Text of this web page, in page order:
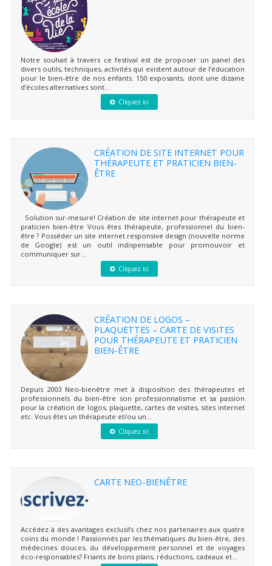
Notre souhait à travers ce festival est de proposer un panel des
divers outils, techniques, activités qui existent autour de l’éducation
pour le bien-être de nos enfants. 150 exposants, dont une dizaine
d’écoles alternatives sont...
Cliquez ici
CRÉATION DE SITE INTERNET POUR
THÉRAPEUTE ET PRATICIEN BIEN-
ÊTRE
Solution sur-mesure! Création de site internet pour thérapeute et
praticien bien-être Vous êtes thérapeute, professionnel du bien-
être ? Posséder un site internet responsive design (nouvelle norme
de Google) est un outil indispensable pour promouvoir et
communiquer sur...
Cliquez ici
CRÉATION DE LOGOS –
PLAQUETTES – CARTE DE VISITES
POUR THÉRAPEUTE ET PRATICIEN
BIEN-ÊTRE
Depuis 2003 Neo-bienêtre met à disposition des thérapeutes et
professionnels du bien-être son professionnalisme et sa passion
pour la création de logos, plaquette, cartes de visites, sites internet
etc. Vous êtes un thérapeute et/ou un...
Cliquez ici
CARTE NEO-BIENÊTRE
Accédez à des avantages exclusifs chez nos partenaires aux quatre
coins du monde ! Passionnés par les thématiques du bien-être, des
médecines douces, du développement personnel et de voyages
éco-responsables? Friants de bons plans, réductions, cadeaux et...